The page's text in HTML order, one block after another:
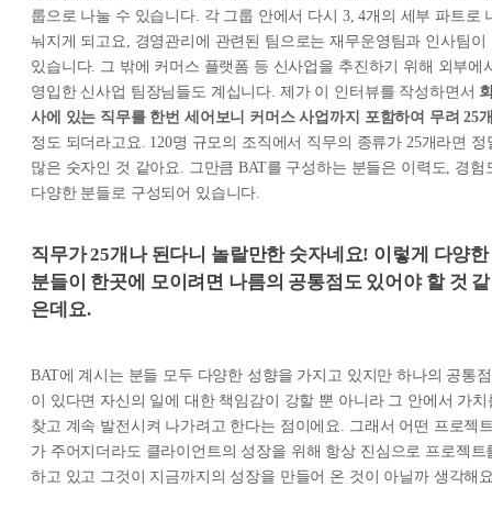
룹으로 나눌 수 있습니다. 각 그룹 안에서 다시 3, 4개의 세부 파트로
눠지게 되고요, 경영관리에 관련된 팀으로는 재무운영팀과 인사팀이
있습니다. 그 밖에 커머스 플랫폼 등 신사업을 추진하기 위해 외부에
영입한 신사업 팀장님들도 계십니다. 제가 이 인터뷰를 작성하면서
사에 있는 직무를 한번 세어보니 커머스 사업까지 포함하여 무려 25
정도 되더라고요. 120명 규모의 조직에서 직무의 종류가 25개라면 정
많은 숫자인 것 같아요. 그만큼 BAT를 구성하는 분들은 이력도, 경험
다양한 분들로 구성되어 있습니다.
직무가 25개나 된다니 놀랄만한 숫자네요! 이렇게 다양한
분들이 한곳에 모이려면 나름의 공통점도 있어야 할 것 같
은데요.
BAT에 계시는 분들 모두 다양한 성향을 가지고 있지만 하나의 공통점
이 있다면 자신의 일에 대한 책임감이 강할 뿐 아니라 그 안에서 가치
찾고 계속 발전시켜 나가려고 한다는 점이에요. 그래서 어떤 프로젝
가 주어지더라도 클라이언트의 성장을 위해 항상 진심으로 프로젝트
하고 있고 그것이 지금까지의 성장을 만들어 온 것이 아닐까 생각해